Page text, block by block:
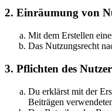
2. Einräumung von
Mit dem Erstellen
Das Nutzungsrecht
3. Pflichten des
Du erklärst mit der
Beiträgen